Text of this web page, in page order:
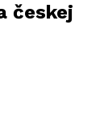
českej